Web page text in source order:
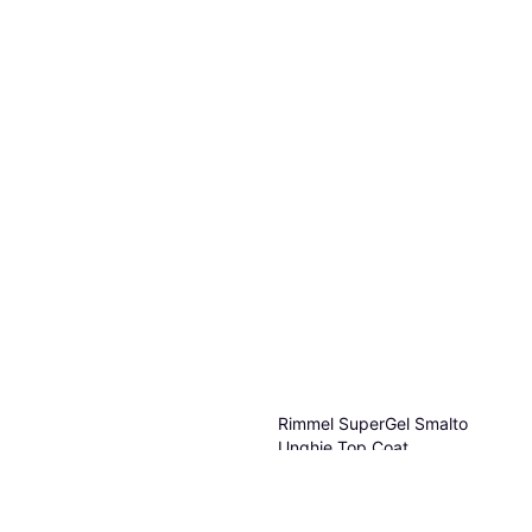
Rimmel SuperGel Smalto
Unghie Top Coat